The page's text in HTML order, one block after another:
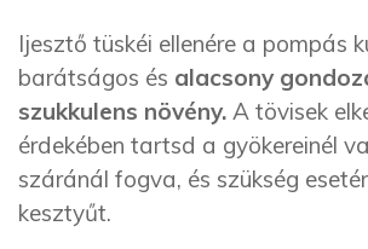
Ijesztő tüskéi ellenére a pompás
barátságos és alacsony
szukkulens növény. A tövisek
érdekében tartsd a gyökereinél
száránál fogva, és szükség
kesztyűt.